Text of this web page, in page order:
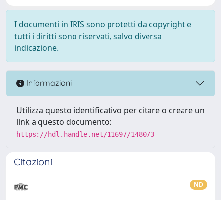
I documenti in IRIS sono protetti da copyright e
tutti i diritti sono riservati, salvo diversa
indicazione.
Informazioni
Utilizza questo identificativo per citare o creare un
link a questo documento:
https://hdl.handle.net/11697/148073
Citazioni
ND